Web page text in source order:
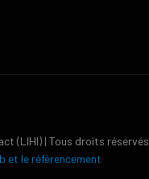
(LIHI) | Tous droits réservés
et le référencement